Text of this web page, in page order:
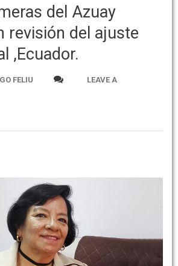
del Azuay
revisión del ajuste
,Ecuador.
FELIU
LEAVE A